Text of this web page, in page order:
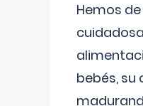
Hemos
bebés, su